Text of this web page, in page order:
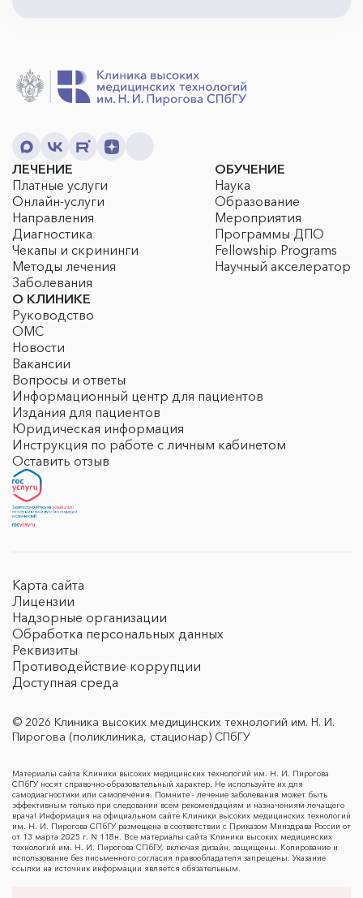
ЛЕЧЕНИЕ
Платные услуги
Онлайн-услуги
Направления
Диагностика
Чекапы и скрининги
Методы лечения
Заболевания
ОБУЧЕНИЕ
Наука
Образование
Мероприятия
Программы ДПО
Fellowship Programs
Научный акселератор
О КЛИНИКЕ
Руководство
ОМС
Новости
Вакансии
Вопросы и ответы
Информационный центр для пациентов
Издания для пациентов
Юридическая информация
Инструкция по работе с личным кабинетом
Оставить отзыв
Карта сайта
Лицензии
Надзорные организации
Обработка персональных данных
Реквизиты
Противодействие коррупции
Доступная среда
© 2026 Клиника высоких медицинских технологий им. Н. И.
Пирогова (поликлиника, стационар) СПбГУ
Материалы сайта Клиники высоких медицинских технологий им. Н. И. Пирогова
СПбГУ носят справочно-образовательный характер. Не используйте их для
самодиагностики или самолечения. Помните - лечение заболевания может быть
эффективным только при следовании всем рекомендациям и назначениям лечащего
врача! Информация на официальном сайте Клиники высоких медицинских технологий
им. Н. И. Пирогова СПбГУ размещена в соответствии с Приказом Минздрава России от
от 13 марта 2025 г. N 118н. Все материалы сайта Клиники высоких медицинских
технологий им. Н. И. Пирогова СПбГУ, включая дизайн, защищены. Копирование и
использование без письменного согласия правообладателя запрещены. Указание
ссылки на источник информации является обязательным.